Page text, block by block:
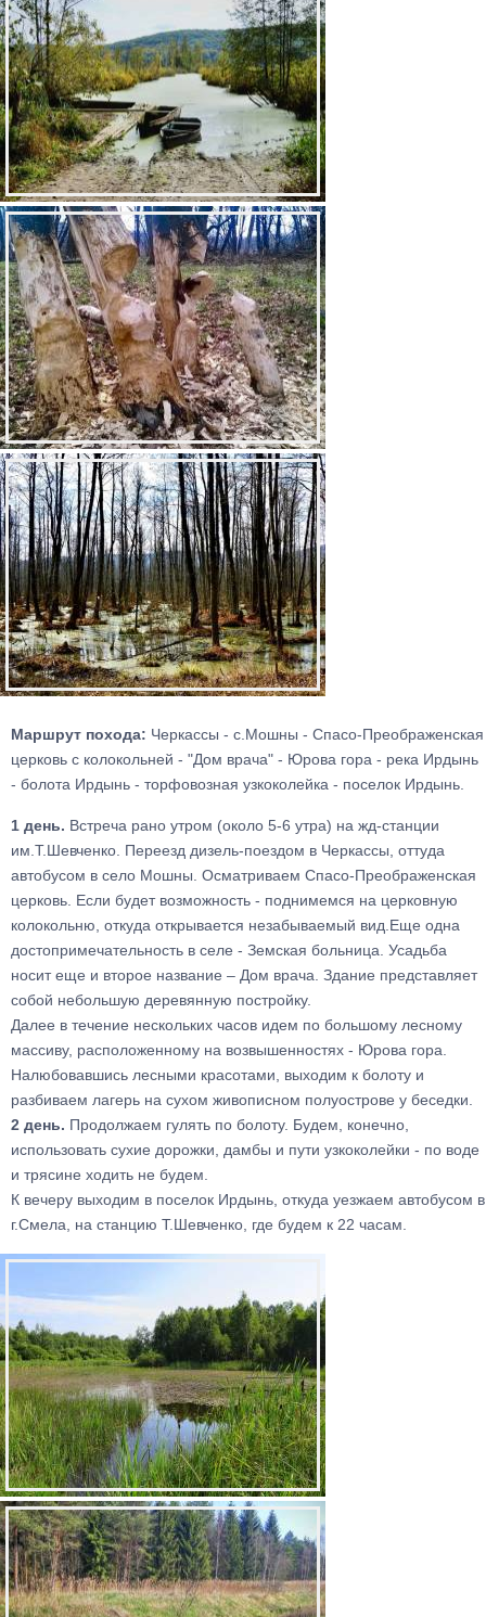
Маршрут похода: Черкассы - с.Мошны - Спасо-Преображенская
церковь с колокольней - "Дом врача" - Юрова гора - река Ирдынь
- болота Ирдынь - торфовозная узкоколейка - поселок Ирдынь.
1 день. Встреча рано утром (около 5-6 утра) на жд-станции
им.Т.Шевченко. Переезд дизель-поездом в Черкассы, оттуда
автобусом в село Мошны. Осматриваем Спасо-Преображенская
церковь. Если будет возможность - поднимемся на церковную
колокольню, откуда открывается незабываемый вид.Еще одна
достопримечательность в селе - Земская больница. Усадьба
носит еще и второе название – Дом врача. Здание представляет
собой небольшую деревянную постройку.
Далее в течение нескольких часов идем по большому лесному
массиву, расположенному на возвышенностях - Юрова гора.
Налюбовавшись лесными красотами, выходим к болоту и
разбиваем лагерь на сухом живописном полуострове у беседки.
2 день. Продолжаем гулять по болоту. Будем, конечно,
использовать сухие дорожки, дамбы и пути узкоколейки - по воде
и трясине ходить не будем.
К вечеру выходим в поселок Ирдынь, откуда уезжаем автобусом в
г.Смела, на станцию Т.Шевченко, где будем к 22 часам.